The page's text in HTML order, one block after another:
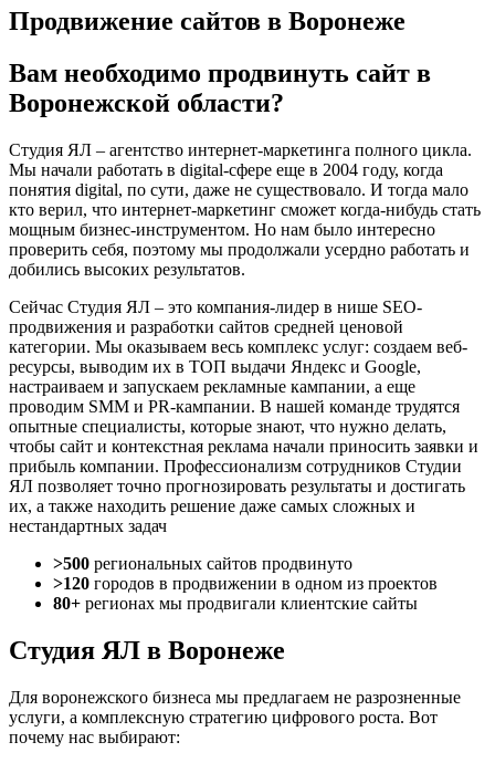
Продвижение сайтов в Воронеже
Вам необходимо продвинуть сайт в
Воронежской области?
Студия ЯЛ – агентство интернет-маркетинга полного цикла.
Мы начали работать в digital-сфере еще в 2004 году, когда
понятия digital, по сути, даже не существовало. И тогда мало
кто верил, что интернет-маркетинг сможет когда-нибудь стать
мощным бизнес-инструментом. Но нам было интересно
проверить себя, поэтому мы продолжали усердно работать и
добились высоких результатов.
Сейчас Студия ЯЛ – это компания-лидер в нише SEO-
продвижения и разработки сайтов средней ценовой
категории. Мы оказываем весь комплекс услуг: создаем веб-
ресурсы, выводим их в ТОП выдачи Яндекс и Google,
настраиваем и запускаем рекламные кампании, а еще
проводим SMM и PR-кампании. В нашей команде трудятся
опытные специалисты, которые знают, что нужно делать,
чтобы сайт и контекстная реклама начали приносить заявки и
прибыль компании. Профессионализм сотрудников Студии
ЯЛ позволяет точно прогнозировать результаты и достигать
их, а также находить решение даже самых сложных и
нестандартных задач
>500 региональных сайтов продвинуто
>120 городов в продвижении в одном из проектов
80+ регионах мы продвигали клиентские сайты
Студия ЯЛ в Воронеже
Для воронежского бизнеса мы предлагаем не разрозненные
услуги, а комплексную стратегию цифрового роста. Вот
почему нас выбирают: